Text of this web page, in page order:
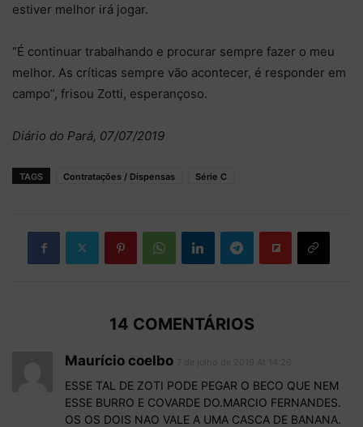
estiver melhor irá jogar.
“É continuar trabalhando e procurar sempre fazer o meu
melhor. As críticas sempre vão acontecer, é responder em
campo”, frisou Zotti, esperançoso.
Diário do Pará, 07/07/2019
TAGS Contratações / Dispensas Série C
14 COMENTÁRIOS
Maurício coelbo
ESSE TAL DE ZOTI PODE PEGAR O BECO QUE NEM
ESSE BURRO E COVARDE DO.MARCIO FERNANDES.
OS OS DOIS NAO VALE A UMA CASCA DE BANANA.